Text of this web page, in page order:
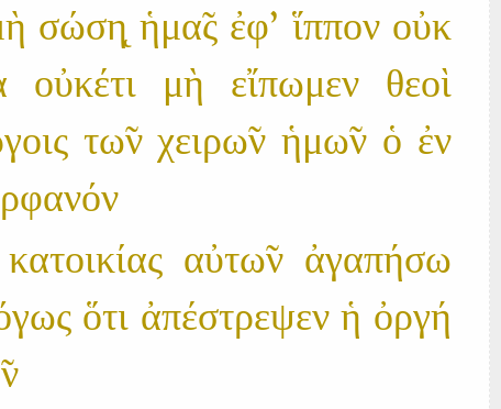
σώση̨ ἡμα̃ς ἐφ' ἵππον οὐκ
οὐκέτι μὴ εἴπωμεν θεοὶ
τω̃ν χειρω̃ν ἡμω̃ν ὁ ἐν
αὐτω̃ν ἀγαπήσω
ὅτι ἀπέστρεψεν ἡ ὀργή